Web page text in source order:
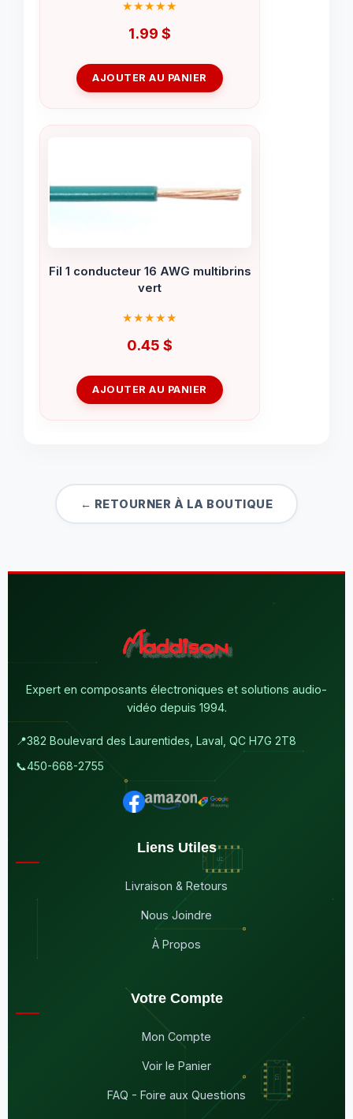
1.99 $
AJOUTER AU PANIER
Fil 1 conducteur 16 AWG multibrins
vert
0.45 $
AJOUTER AU PANIER
← RETOURNER À LA BOUTIQUE
Expert en composants électroniques et solutions audio-
vidéo depuis 1994.
📍382 Boulevard des Laurentides, Laval, QC H7G 2T8
📞450-668-2755
Liens Utiles
Livraison & Retours
Nous Joindre
À Propos
Votre Compte
Mon Compte
Voir le Panier
FAQ - Foire aux Questions